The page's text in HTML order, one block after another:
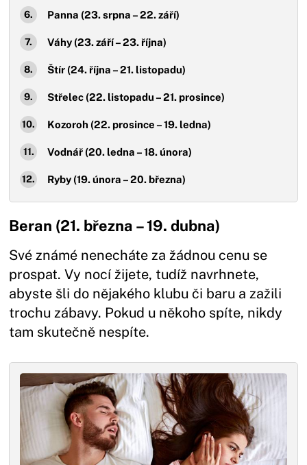
Panna (23. srpna – 22. září)
Váhy (23. září – 23. října)
Štír (24. října – 21. listopadu)
Střelec (22. listopadu – 21. prosince)
Kozoroh (22. prosince – 19. ledna)
Vodnář (20. ledna – 18. února)
Ryby (19. února – 20. března)
Beran (21. března – 19. dubna)
Své známé nenecháte za žádnou cenu se
prospat. Vy nocí žijete, tudíž navrhnete,
abyste šli do nějakého klubu či baru a zažili
trochu zábavy. Pokud u někoho spíte, nikdy
tam skutečně nespíte.